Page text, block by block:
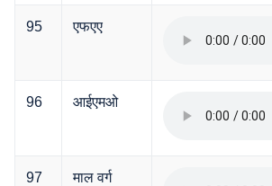
95 एफएए
96 आईएमओ
97 माल वर्ग